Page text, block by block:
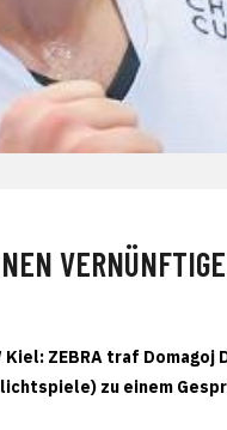
ZEBRA traf
zu einem